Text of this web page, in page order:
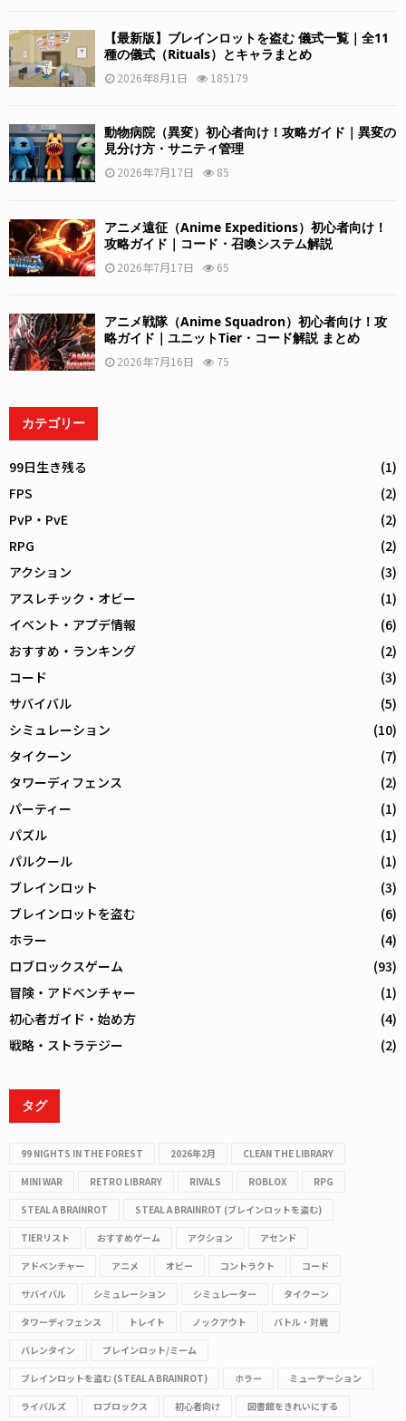
【最新版】ブレインロットを盗む 儀式一覧｜全11
種の儀式（Rituals）とキャラまとめ
2026年8月1日 185179
動物病院（異変）初心者向け！攻略ガイド｜異変の
見分け方・サニティ管理
2026年7月17日 85
アニメ遠征（Anime Expeditions）初心者向け！
攻略ガイド｜コード・召喚システム解説
2026年7月17日 65
アニメ戦隊（Anime Squadron）初心者向け！攻
略ガイド｜ユニットTier・コード解説 まとめ
2026年7月16日 75
カテゴリー
99日生き残る
(1)
FPS
(2)
PvP・PvE
(2)
RPG
(2)
アクション
(3)
アスレチック・オビー
(1)
イベント・アプデ情報
(6)
おすすめ・ランキング
(2)
コード
(3)
サバイバル
(5)
シミュレーション
(10)
タイクーン
(7)
タワーディフェンス
(2)
パーティー
(1)
パズル
(1)
パルクール
(1)
ブレインロット
(3)
ブレインロットを盗む
(6)
ホラー
(4)
ロブロックスゲーム
(93)
冒険・アドベンチャー
(1)
初心者ガイド・始め方
(4)
戦略・ストラテジー
(2)
タグ
99 NIGHTS IN THE FOREST 2026年2月 CLEAN THE LIBRARY
MINI WAR RETRO LIBRARY RIVALS ROBLOX RPG
STEAL A BRAINROT STEAL A BRAINROT (ブレインロットを盗む)
TIERリスト おすすめゲーム アクション アセンド
アドベンチャー アニメ オビー コントラクト コード
サバイバル シミュレーション シミュレーター タイクーン
タワーディフェンス トレイト ノックアウト バトル・対戦
バレンタイン ブレインロット/ミーム
ブレインロットを盗む (STEAL A BRAINROT) ホラー ミューテーション
ライバルズ ロブロックス 初心者向け 図書館をきれいにする